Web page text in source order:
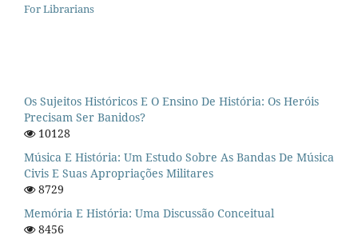
For Librarians
Os Sujeitos Históricos E O Ensino De História: Os Heróis
Precisam Ser Banidos?
10128
Música E História: Um Estudo Sobre As Bandas De Música
Civis E Suas Apropriações Militares
8729
Memória E História: Uma Discussão Conceitual
8456